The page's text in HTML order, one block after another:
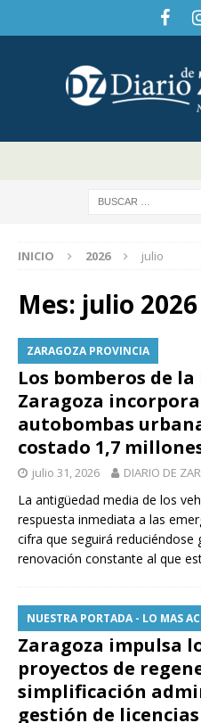
INICIO 2026 julio
Mes: julio 2026
ZARAGOZA PROVINCIA
Los bomberos de
Zaragoza
autobombas
costado 1,7
julio 31, 2026 DIARIO DE
La antigüedad media de los
respuesta inmediata a las
cifra que seguirá reduciéndose
renovación constante al que
NUESTRA PORTADA - LO MAS
Zaragoza impulsa
proyectos de
simplificación
gestión de licencias